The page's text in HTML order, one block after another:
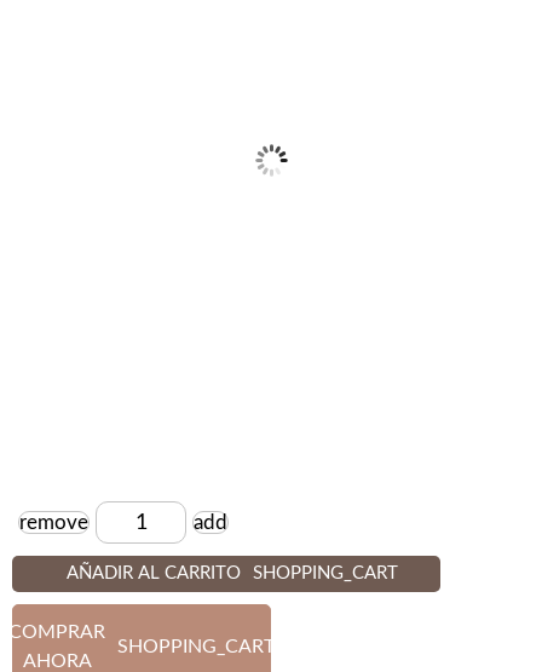
Cantidad
remove add
AÑADIR AL CARRITO SHOPPING_CART
COMPRAR
AHORA
SHOPPING_CART